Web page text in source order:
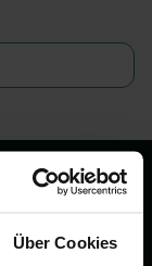
Über Cookies
rund
&